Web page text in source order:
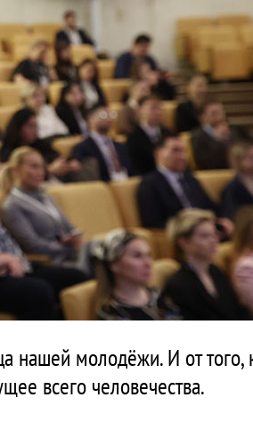
нашей молодёжи. И от того,
всего человечества.